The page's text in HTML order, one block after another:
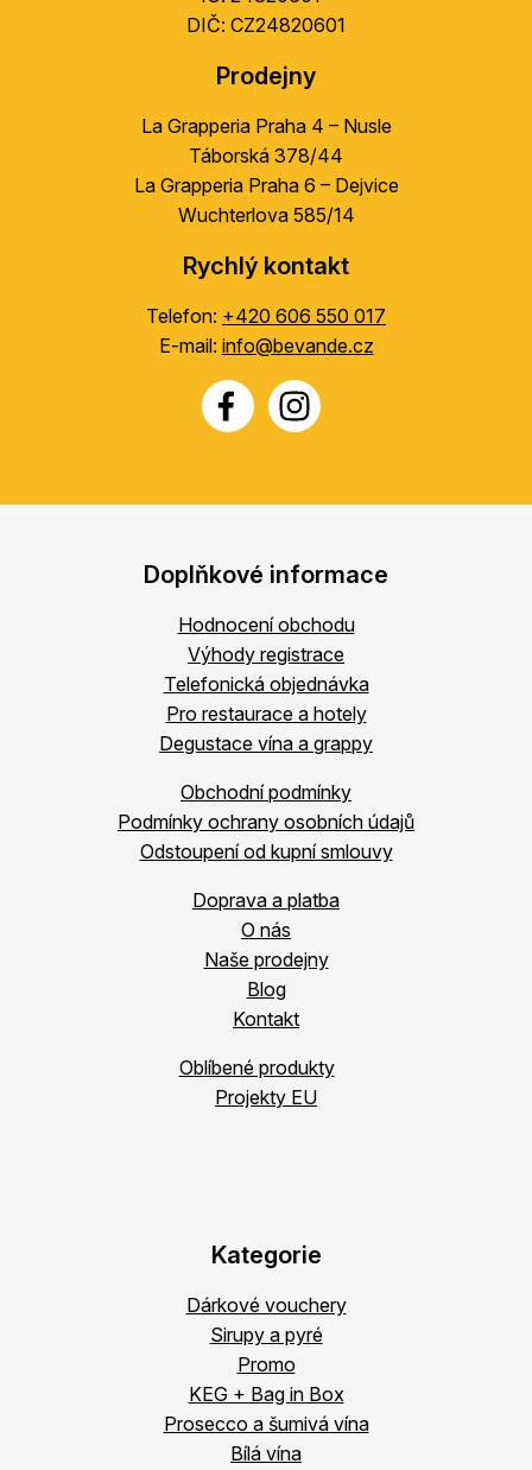
DIČ: CZ24820601
Prodejny
La Grapperia Praha 4 – Nusle
Táborská 378/44
La Grapperia Praha 6 – Dejvice
Wuchterlova 585/14
Rychlý kontakt
Telefon: +420 606 550 017
E-mail: info@bevande.cz
Doplňkové informace
Hodnocení obchodu
Výhody registrace
Telefonická objednávka
Pro restaurace a hotely
Degustace vína a grappy
Obchodní podmínky
Podmínky ochrany osobních údajů
Odstoupení od kupní smlouvy
Doprava a platba
O nás
Naše prodejny
Blog
Kontakt
Oblíbené produkty
Projekty EU
Kategorie
Dárkové vouchery
Sirupy a pyré
Promo
KEG + Bag in Box
Prosecco a šumivá vína
Bílá vína